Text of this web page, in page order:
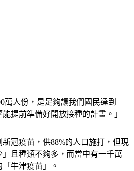
萬人份，是足夠讓我們國民達到
能提前準備好開放接種的計畫。」
冠疫苗，供88%的人口施打，但現
且種類不夠多，而當中有一千萬
牛津疫苗」。